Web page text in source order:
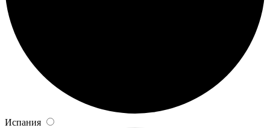
Испания